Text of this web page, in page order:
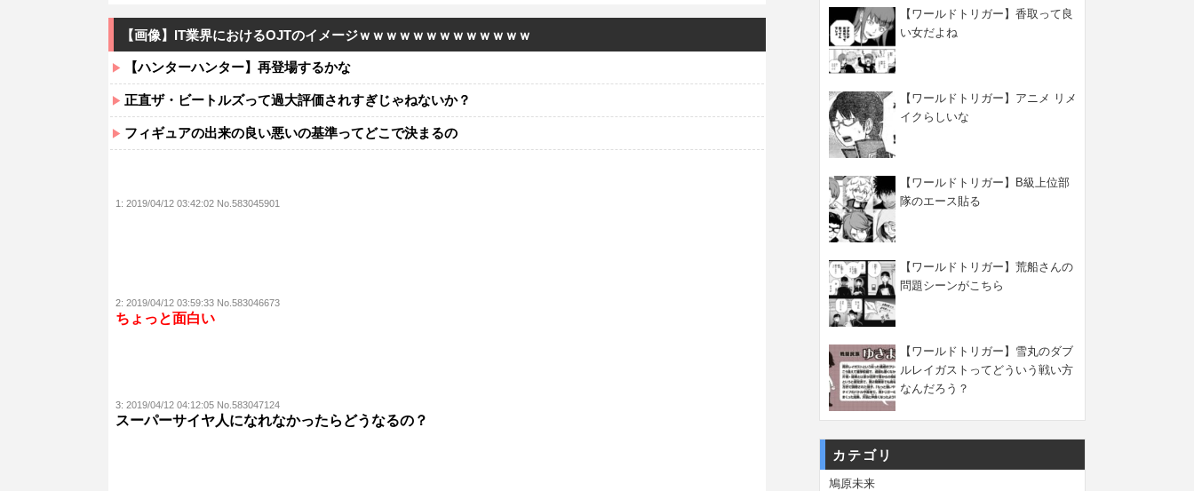
【画像】IT業界におけるOJTのイメージｗｗｗｗｗｗｗｗｗｗｗｗｗ
【ハンターハンター】再登場するかな
正直ザ・ビートルズって過大評価されすぎじゃねないか？
フィギュアの出来の良い悪いの基準ってどこで決まるの
1: 2019/04/12 03:42:02 No.583045901
2: 2019/04/12 03:59:33 No.583046673
ちょっと面白い
3: 2019/04/12 04:12:05 No.583047124
スーパーサイヤ人になれなかったらどうなるの？
【ワールドトリガー】香取って良
い女だよね
【ワールドトリガー】アニメ リメ
イクらしいな
【ワールドトリガー】B級上位部
隊のエース貼る
【ワールドトリガー】荒船さんの
問題シーンがこちら
【ワールドトリガー】雪丸のダブ
ルレイガストってどういう戦い方
なんだろう？
カテゴリ
鳩原未来